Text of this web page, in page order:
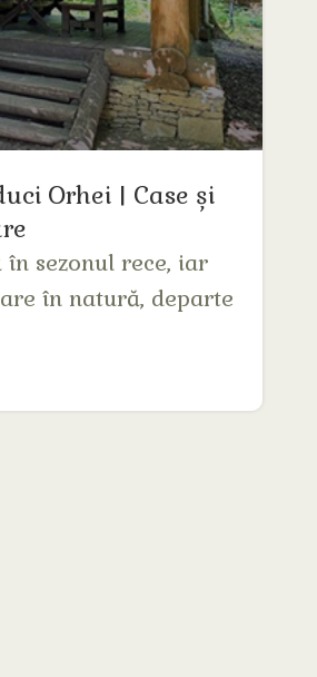
Orhei | Case și
sezonul rece, iar
în natură, departe